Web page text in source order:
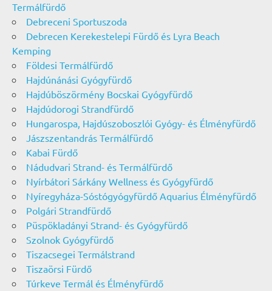
Termálfürdő
Debreceni Sportuszoda
Debrecen Kerekestelepi Fürdő és Lyra Beach
Kemping
Földesi Termálfürdő
Hajdúnánási Gyógyfürdő
Hajdúböszörmény Bocskai Gyógyfürdő
Hajdúdorogi Strandfürdő
Hungarospa, Hajdúszoboszlói Gyógy- és Élményfürdő
Jászszentandrás Termálfürdő
Kabai Fürdő
Nádudvari Strand- és Termálfürdő
Nyírbátori Sárkány Wellness és Gyógyfürdő
Nyíregyháza-Sóstógyógyfürdő Aquarius Élményfürdő
Polgári Strandfürdő
Püspökladányi Strand- és Gyógyfürdő
Szolnok Gyógyfürdő
Tiszacsegei Termálstrand
Tiszaörsi Fürdő
Túrkeve Termál és Élményfürdő